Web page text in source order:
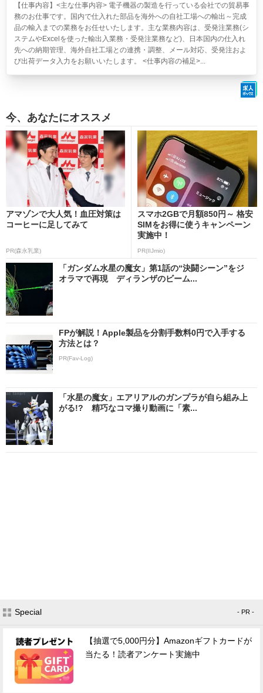
【仕事内容】<主な仕事内容> 電子機器の製造を行っている会社での貿易事
務のお仕事です。国内で仕入れた部品を海外への自社工場への輸出～完成
品の輸入までの業務をお任せいたします。主な業務内容は、受発注業務(シ
ステムやExcelを使った輸出入業務・受発注業務など)、日本国内の仕入れ
先への納期管理、海外自社工場との連携・調整、メール対応、受発注およ
び出荷データ入力をお願いいたします。 <仕事内容の補足>...
今、あなたにオススメ
アマゾンで大人気！血圧対策は
コーヒーに足してみて
PR(森永乳業)
スマホ2GBで月額850円～ 格安
SIMをお得に使うキャンペーン
実施中！
PR(IIJmio)
「ガンダム水星の魔女」第1話の“決闘シーン”をジ
オラマで再現 ディランザのビーム...
FPが解説！Apple製品を分割手数料0円で入手する
方法とは？
PR(Fav-Log)
「水星の魔女」エアリアルのガンプラが自ら組み上
がる!? 精巧なコマ撮り動画に「素...
Special - PR -
【抽選で5,000円分】Amazonギフトカードが
当たる！読者アンケート実施中